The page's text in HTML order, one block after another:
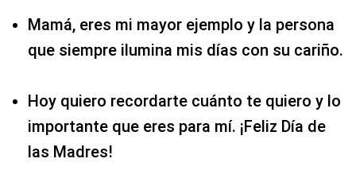
Mamá, eres mi mayor ejemplo y la persona
que siempre ilumina mis días con su cariño.
Hoy quiero recordarte cuánto te quiero y lo
importante que eres para mí. ¡Feliz Día de
las Madres!